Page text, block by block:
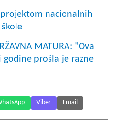
projektom nacionalnih
MATURA: "Ova
godine prošla je razne
Viber Email